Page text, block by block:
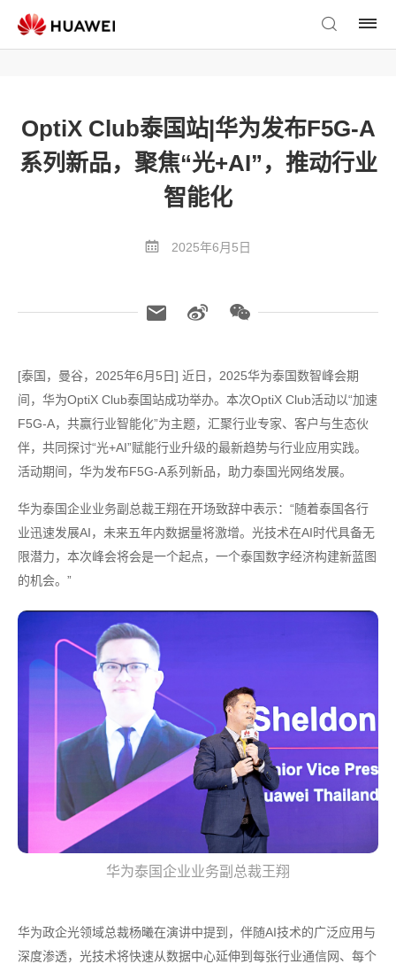
OptiX Club泰国站|华为发布F5G-A
系列新品，聚焦“光+AI”，推动行业
智能化
2025年6月5日
[泰国，曼谷，2025年6月5日] 近日，2025华为泰国数智峰会期
间，华为OptiX Club泰国站成功举办。本次OptiX Club活动以“加速
F5G-A，共赢行业智能化”为主题，汇聚行业专家、客户与生态伙
伴，共同探讨“光+AI”赋能行业升级的最新趋势与行业应用实践。
活动期间，华为发布F5G-A系列新品，助力泰国光网络发展。
华为泰国企业业务副总裁王翔在开场致辞中表示：“随着泰国各行
业迅速发展AI，未来五年内数据量将激增。光技术在AI时代具备无
限潜力，本次峰会将会是一个起点，一个泰国数字经济构建新蓝图
的机会。”
华为泰国企业业务副总裁王翔
华为政企光领域总裁杨曦在演讲中提到，伴随AI技术的广泛应用与
深度渗透，光技术将快速从数据中心延伸到每张行业通信网、每个